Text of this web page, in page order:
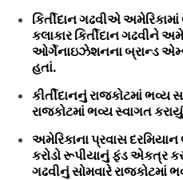
કિર્તીદાન ગઢવીએ
કલાકાર કિર્તીદાન ગઢવીને
ઓર્ગેનાઇઝેશનના બ્રાન્ડ
હતાં.
કીર્તીદાનનું રાજકોટમાં ભવ્ય
રાજકોટમાં ભવ્ય સ્વાગત કરાયું
અમેરિકાના પ્રવાસ
કરોડો રૂપીયાનું ફંડ એકત્ર
ગઢવીનું સોમવારે રાજકોટમાં